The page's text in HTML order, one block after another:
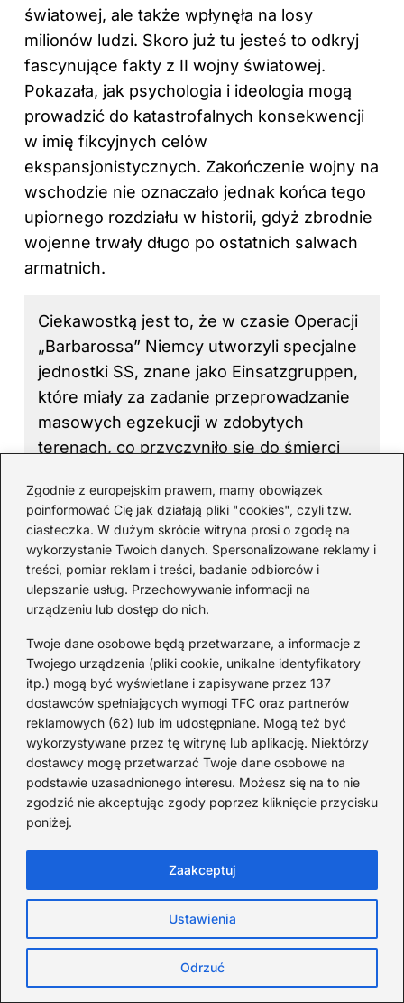
Zgodnie z europejskim prawem, mamy obowiązek
poinformować Cię jak działają pliki "cookies", czyli tzw.
ciasteczka. W dużym skrócie witryna prosi o zgodę na
wykorzystanie Twoich danych. Spersonalizowane reklamy i
treści, pomiar reklam i treści, badanie odbiorców i
ulepszanie usług. Przechowywanie informacji na
urządzeniu lub dostęp do nich.
Twoje dane osobowe będą przetwarzane, a informacje z
Twojego urządzenia (pliki cookie, unikalne identyfikatory
itp.) mogą być wyświetlane i zapisywane przez 137
dostawców spełniających wymogi TFC oraz partnerów
reklamowych (62) lub im udostępniane. Mogą też być
wykorzystywane przez tę witrynę lub aplikację. Niektórzy
dostawcy mogę przetwarzać Twoje dane osobowe na
podstawie uzasadnionego interesu. Możesz się na to nie
zgodzić nie akceptując zgody poprzez kliknięcie przycisku
poniżej.
Ustawienia
Odrzuć
Zaakceptuj
światowej, ale także wpłynęła na losy
milionów ludzi. Skoro już tu jesteś to odkryj
fascynujące fakty z II wojny światowej.
Pokazała, jak psychologia i ideologia mogą
prowadzić do katastrofalnych konsekwencji
w imię fikcyjnych celów
ekspansjonistycznych. Zakończenie wojny na
wschodzie nie oznaczało jednak końca tego
upiornego rozdziału w historii, gdyż zbrodnie
wojenne trwały długo po ostatnich salwach
armatnich.
Ciekawostką jest to, że w czasie Operacji
„Barbarossa” Niemcy utworzyli specjalne
jednostki SS, znane jako Einsatzgruppen,
które miały za zadanie przeprowadzanie
masowych egzekucji w zdobytych
terenach, co przyczyniło się do śmierci
Romów i innych grup etnicznych, jeszcze
przed formalnym wprowadzeniem polityki
„ostatecznego rozwiązania”.
AdminTop10
Cześć! Nazywam się Michał i uwielbiam porządkować świat
w formie list. Na tym blogu znajdziesz zestawienia „Top 10”
wszystkiego, co ciekawe, zaskakujące i warte poznania –
od filmów i książek, po ciekawostki ze świata technologii,
podróży i codziennego życia. Lubię konkret, czytelną formę
i informacje podane z humorem. Jeśli Ty też lubisz szybkie
temacie – dobrze trafiłeś!
Zaskakujące fakty dotyczące nauki: